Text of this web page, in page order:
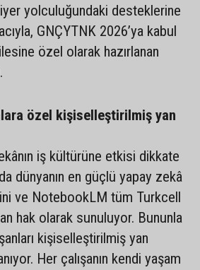
yolculuğundaki desteklerine
GNÇYTNK 2026’ya kabul
özel olarak hazırlanan
özel kişiselleştirilmiş yan
iş kültürüne etkisi dikkate
dünyanın en güçlü yapay zekâ
ve NotebookLM tüm Turkcell
hak olarak sunuluyor. Bununla
kişiselleştirilmiş yan
Her çalışanın kendi yaşam